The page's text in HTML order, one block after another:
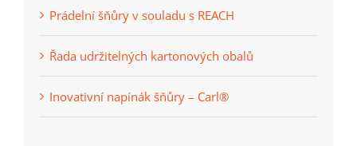
Prádelní šňůry v souladu s REACH
Řada udržitelných kartonových obalů
Inovativní napínák šňůry – Carl®